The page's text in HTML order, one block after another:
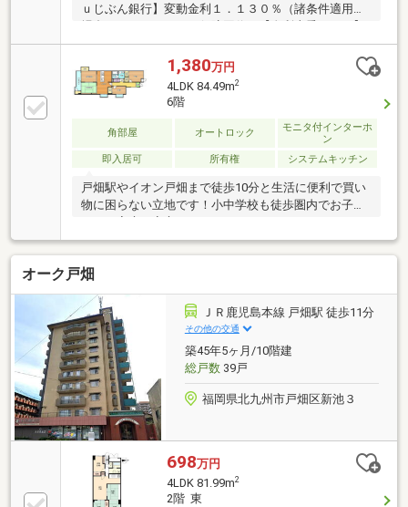
ｕじぶん銀行】変動金利１．１３０％（諸条件適用の
場合）・がん１００％保障団信が【金利上乗せなし】
で加入可能！・頭金０円でも可能！ ・諸費用、物件
価格の１０％までは融資可能！ ※２０２６年７月現
在■119㎡の3LDK+WIC「窮屈さ」を感じさせない間取
り■「25帖」大空間LDK大画面のホームシアターを設
置やお子様のおもちゃスペースなど可能■内装フルリ
フォーム水回りや建具はすべて一新■大容量パントリ
ー買い置きの食材や調理器具まで収まる収納力■家事
効率を極める「ランドリースペース」廊下とキッチン
から出入りできる動線を確保
1,380万円
4LDK 84.49m2
6階
角部屋 オートロック
モニタ付インターホ
ン
即入居可
所有権 システムキッチン
戸畑駅やイオン戸畑まで徒歩10分と生活に便利で買い
物に困らない立地です！小中学校も徒歩圏内でお子様
オーク戸畑
ＪＲ鹿児島本線 戸畑駅 徒歩11分
その他の交通
築45年5ヶ月/10階建
総戸数39戸
福岡県北九州市戸畑区新池３
698万円
4LDK 81.99m2
2階 東